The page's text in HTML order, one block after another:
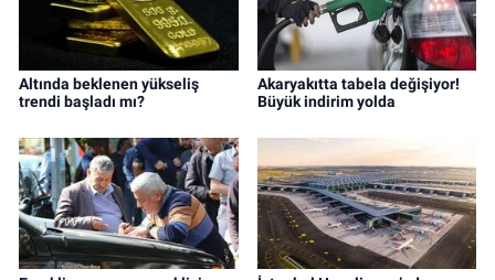
Altında beklenen yükseliş
trendi başladı mı?
Akaryakıtta tabela değişiyor!
Büyük indirim yolda